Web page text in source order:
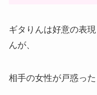
ギタりんは好意の表
んが、
相手の女性が戸惑っ